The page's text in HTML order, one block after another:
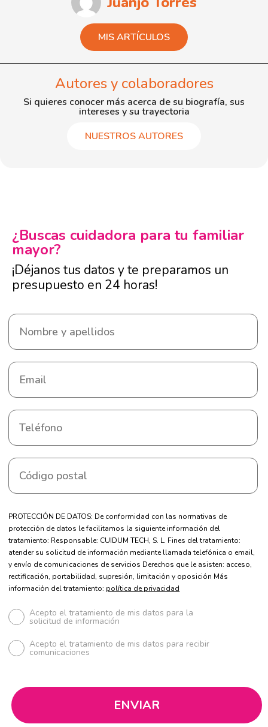
MIS ARTÍCULOS
Autores y colaboradores
Si quieres conocer más acerca de su biografía, sus
intereses y su trayectoria
NUESTROS AUTORES
¿Buscas cuidadora para tu familiar
mayor?
¡Déjanos tus datos y te preparamos un
presupuesto en 24 horas!
PROTECCIÓN DE DATOS: De conformidad con las normativas de
protección de datos le facilitamos la siguiente información del
tratamiento: Responsable: CUIDUM TECH, S. L. Fines del tratamiento:
atender su solicitud de información mediante llamada telefónica o email,
y envío de comunicaciones de servicios Derechos que le asisten: acceso,
rectificación, portabilidad, supresión, limitación y oposición Más
información del tratamiento: política de privacidad
Acepto el tratamiento de mis datos para la
solicitud de información
Acepto el tratamiento de mis datos para recibir
comunicaciones